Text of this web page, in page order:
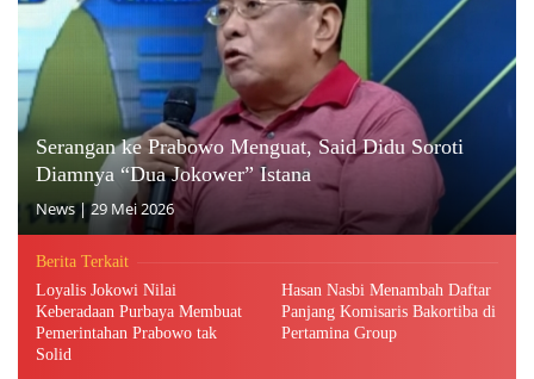
Serangan ke Prabowo Menguat, Said Didu Soroti
Diamnya “Dua Jokower” Istana
News|29 Mei 2026
Berita Terkait
Loyalis Jokowi Nilai
Keberadaan Purbaya Membuat
Pemerintahan Prabowo tak
Solid
Hasan Nasbi Menambah Daftar
Panjang Komisaris Bakortiba di
Pertamina Group